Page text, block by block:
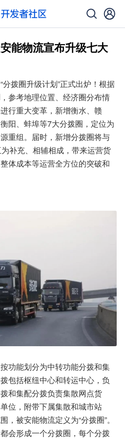
能物流宣布升级七大
拨圈升级计划”正式出炉！根据
参考地理位置、经济圈分布情
行重大变革，新增衡水、赣
阳、蚌埠等7大分拨圈，定位为
重组。届时，新增分拨圈将与
补充、相辅相成，带来运营货
体成本等运营全方位的突破和
功能划分为中转功能分拨和集
包括枢纽中心和转运中心，负
和集配分拨负责集散网点货
位，附带下属集散和城市站
，被安能物流定义为“分拨圈”。
会形成一个分拨圈，每个分拨